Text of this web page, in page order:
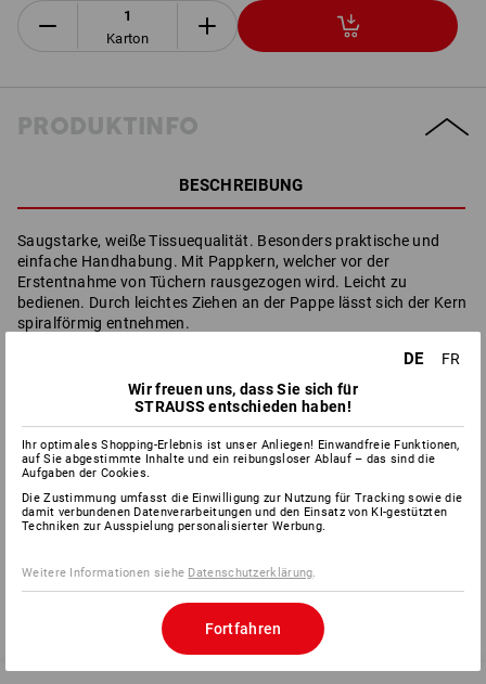
Karton
PRODUKTINFO
BESCHREIBUNG
Saugstarke, weiße Tissuequalität. Besonders praktische und
einfache Handhabung. Mit Pappkern, welcher vor der
Erstentnahme von Tüchern rausgezogen wird. Leicht zu
bedienen. Durch leichtes Ziehen an der Pappe lässt sich der Kern
spiralförmig entnehmen.
herausnehmbarem Pappkern.
Herstellerinformation:
18 | DE 44319 Dortmund | info@huchtemeier.com
DE
FR
Wir freuen uns, dass Sie sich für
STRAUSS entschieden haben!
Ihr optimales Shopping-Erlebnis ist unser Anliegen! Einwandfreie Funktionen,
auf Sie abgestimmte Inhalte und ein reibungsloser Ablauf – das sind die
Aufgaben der Cookies.
Die Zustimmung umfasst die Einwilligung zur Nutzung für Tracking sowie die
damit verbundenen Datenverarbeitungen und den Einsatz von KI-gestützten
Techniken zur Ausspielung personalisierter Werbung.
Weitere Informationen siehe Datenschutzerklärung.
Fortfahren